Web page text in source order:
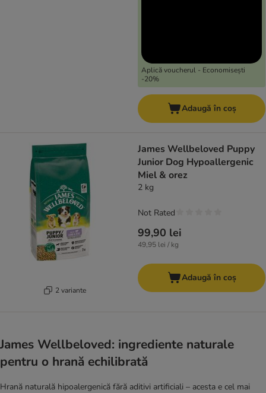
Aplică voucherul - Economisești
-20%
Adaugă în coș
2 variante
James Wellbeloved Puppy
Junior Dog Hypoallergenic
Miel & orez
2 kg
99,90 lei
49,95 lei / kg
Not Rated
Adaugă în coș
James Wellbeloved: ingrediente naturale
pentru o hrană echilibrată
Hrană naturală hipoalergenică fără aditivi artificiali – acesta e cel mai